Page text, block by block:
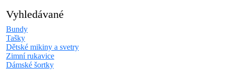
Vyhledávané
Bundy
Tašky
Dětské mikiny a svetry
Zimní rukavice
Dámské šortky